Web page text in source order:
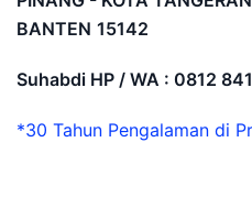
BANTEN 15142
Suhabdi HP / WA : 0812
*30 Tahun Pengalaman di